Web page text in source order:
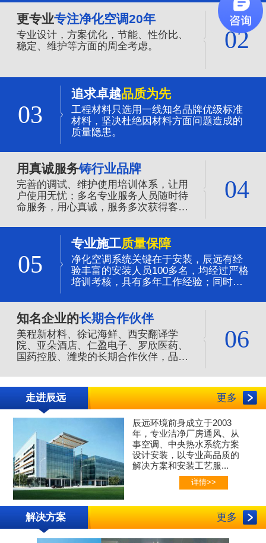
更专业专注净化空调20年
专业设计，方案优化，节能、性价比、
稳定、维护等方面的周全考虑。
02
03
追求卓越品质为先
工程材料只选用一线知名品牌优级标准
材料，坚决杜绝因材料方面问题造成的
质量隐患。
用真诚服务铸行业品牌
完善的调试、维护使用培训体系，让用
户使用无忧；多名专业服务人员随时待
命服务，用心真诚，服务多次获得客户
04
05
专业施工质量保障
净化空调系统关键在于安装，辰远有经
验丰富的安装人员100多名，均经过严格
培训考核，具有多年工作经验；同时全
保证。
知名企业的长期合作伙伴
美程新材料、徐记海鲜、西安翻译学
院、亚朵酒店、仁盈电子、罗欣医药、
国药控股、潍柴的长期合作伙伴，品质
伴。
06
走进辰远 更多
辰远环境前身成立于2003
年，专业洁净厂房通风、
从
事空调、中央热水系统方案
设计安装，以专业高品质的
解决方案和安装工艺服...
详情>>
解决方案 更多